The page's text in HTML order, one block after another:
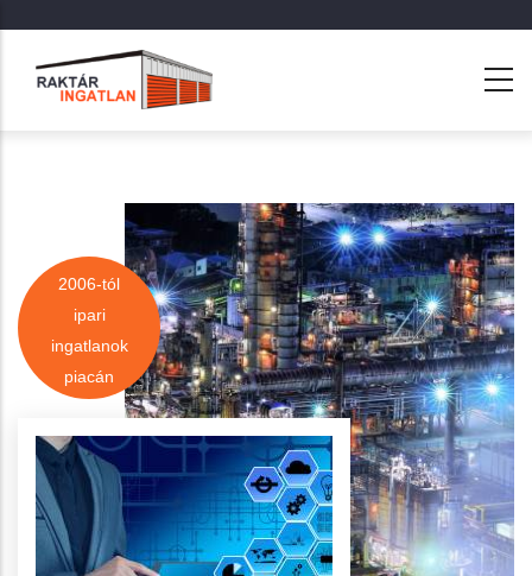
tartalomra
2006-tól
ipari
ingatlanok
piacán